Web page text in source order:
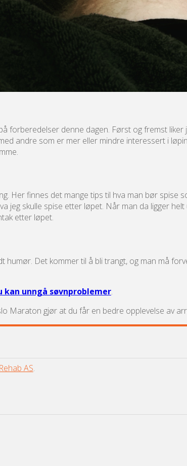
forberedelser denne dagen. Først og fremst
andre som er mer eller mindre interessert i
Her finnes det mange tips til hva man bør spise
jeg skulle spise etter løpet. Når man da ligger
etter løpet.
humør. Det kommer til å bli trangt, og man må
kan unngå søvnproblemer.
Maraton gjør at du får en bedre opplevelse av
AS.